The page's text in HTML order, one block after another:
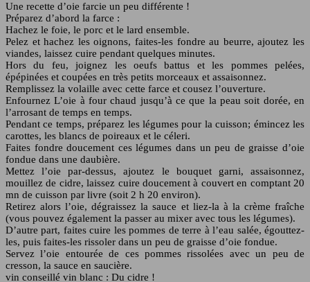
Une recette d’oie farcie un peu différente !
Préparez d’abord la farce :
Hachez le foie, le porc et le lard ensemble.
Pelez et hachez les oignons, faites-les fondre au beurre, ajoutez les
viandes, laissez cuire pendant quelques minutes.
Hors du feu, joignez les oeufs battus et les pommes pelées,
épépinées et coupées en très petits morceaux et assaisonnez.
Remplissez la volaille avec cette farce et cousez l’ouverture.
Enfournez L’oie à four chaud jusqu’à ce que la peau soit dorée, en
l’arrosant de temps en temps.
Pendant ce temps, préparez les légumes pour la cuisson; émincez les
carottes, les blancs de poireaux et le céleri.
Faites fondre doucement ces légumes dans un peu de graisse d’oie
fondue dans une daubière.
Mettez l’oie par-dessus, ajoutez le bouquet garni, assaisonnez,
mouillez de cidre, laissez cuire doucement à couvert en comptant 20
mn de cuisson par livre (soit 2 h 20 environ).
Retirez alors l’oie, dégraissez la sauce et liez-la à la crème fraîche
(vous pouvez également la passer au mixer avec tous les légumes).
D’autre part, faites cuire les pommes de terre à l’eau salée, égouttez-
les, puis faites-les rissoler dans un peu de graisse d’oie fondue.
Servez l’oie entourée de ces pommes rissolées avec un peu de
cresson, la sauce en saucière.
vin conseillé vin blanc : Du cidre !